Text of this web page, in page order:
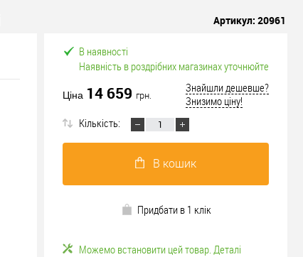
Артикул: 20961
В наявності
Наявність в роздрібних магазинах уточнюйте
Ціна 14 659 грн.
Знайшли дешевше?
Знизимо ціну!
Кількість:
В кошик
Придбати в 1 клік
Можемо встановити цей товар. Деталі